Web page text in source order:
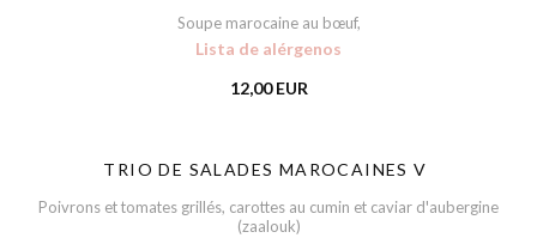
Soupe marocaine au bœuf,
Lista de alérgenos
12,00 EUR
TRIO DE SALADES MAROCAINES V
Poivrons et tomates grillés, carottes au cumin et caviar d'aubergine
(zaalouk)